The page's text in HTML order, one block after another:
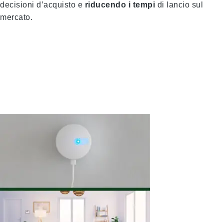
decisioni d’acquisto e riducendo i tempi di lancio sul
mercato.